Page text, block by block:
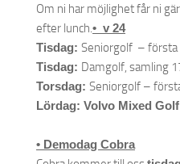
Om ni har möjlighet får ni
efter lunch.• v 24
Tisdag: Seniorgolf – första
Tisdag: Damgolf, samling
Torsdag: Seniorgolf –
Lördag: Volvo Mixed
• Demodag Cobra